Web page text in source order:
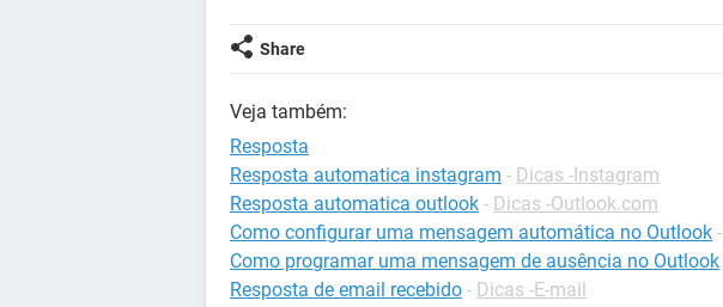
Share
Veja também:
Resposta
Resposta automatica instagram - Dicas -Instagram
Resposta automatica outlook - Dicas -Outlook.com
Como configurar uma mensagem automática no Outlook -
Como programar uma mensagem de ausência no Outlook
Resposta de email recebido - Dicas -E-mail